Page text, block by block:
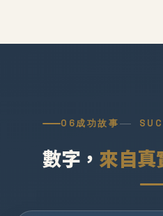
06成功故事
數字， 來自真